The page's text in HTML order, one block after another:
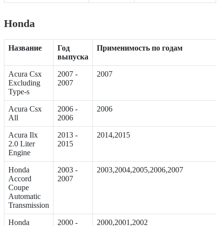
Honda
Название
Год
выпуска
Применимость по годам
Acura Csx
Excluding
Type-s
2007 -
2007
2007
Acura Csx
All
2006 -
2006
2006
Acura Ilx
2.0 Liter
Engine
2013 -
2015
2014,2015
Honda
Accord
Coupe
Automatic
Transmission
2003 -
2007
2003,2004,2005,2006,2007
Honda 2000 - 2000,2001,2002